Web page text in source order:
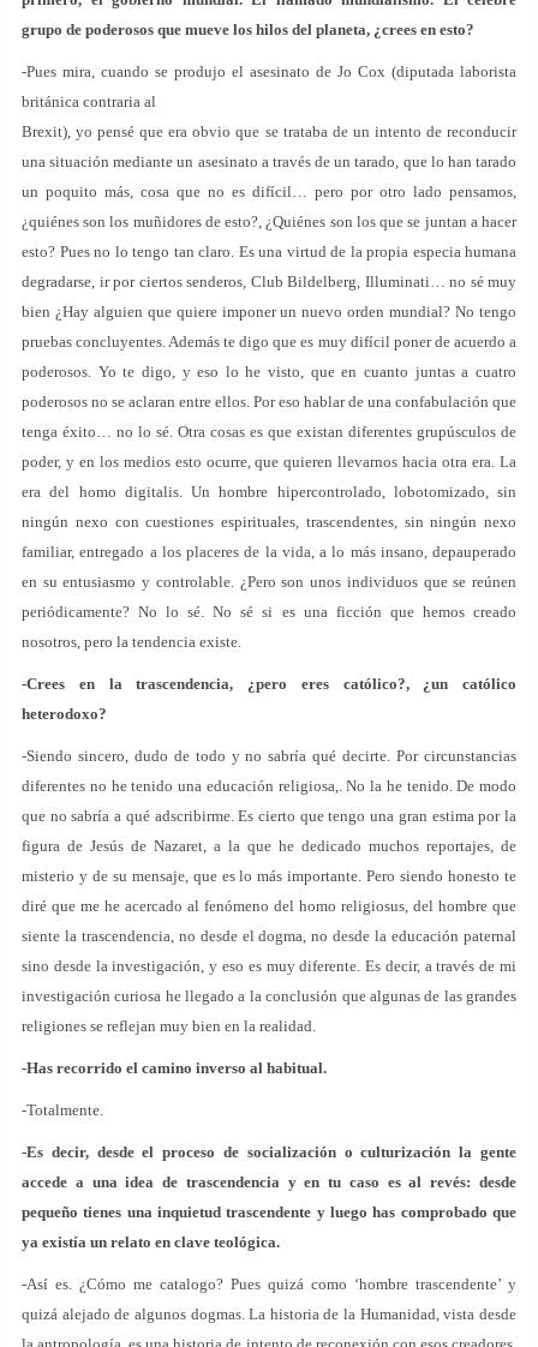
grupo de poderosos que mueve los hilos del planeta, ¿crees en esto?
-Pues mira, cuando se produjo el asesinato de Jo Cox (diputada laborista
británica contraria al
Brexit), yo pensé que era obvio que se trataba de un intento de reconducir
una situación mediante un asesinato a través de un tarado, que lo han tarado
un poquito más, cosa que no es difícil… pero por otro lado pensamos,
¿quiénes son los muñidores de esto?, ¿Quiénes son los que se juntan a hacer
esto? Pues no lo tengo tan claro. Es una virtud de la propia especia humana
degradarse, ir por ciertos senderos, Club Bildelberg, Illuminati… no sé muy
bien ¿Hay alguien que quiere imponer un nuevo orden mundial? No tengo
pruebas concluyentes. Además te digo que es muy difícil poner de acuerdo a
poderosos. Yo te digo, y eso lo he visto, que en cuanto juntas a cuatro
poderosos no se aclaran entre ellos. Por eso hablar de una confabulación que
tenga éxito… no lo sé. Otra cosas es que existan diferentes grupúsculos de
poder, y en los medios esto ocurre, que quieren llevarnos hacia otra era. La
era del homo digitalis. Un hombre hipercontrolado, lobotomizado, sin
ningún nexo con cuestiones espirituales, trascendentes, sin ningún nexo
familiar, entregado a los placeres de la vida, a lo más insano, depauperado
en su entusiasmo y controlable. ¿Pero son unos individuos que se reúnen
periódicamente? No lo sé. No sé si es una ficción que hemos creado
nosotros, pero la tendencia existe.
-Crees en la trascendencia, ¿pero eres católico?, ¿un católico
heterodoxo?
-Siendo sincero, dudo de todo y no sabría qué decirte. Por circunstancias
diferentes no he tenido una educación religiosa,. No la he tenido. De modo
que no sabría a qué adscribirme. Es cierto que tengo una gran estima por la
figura de Jesús de Nazaret, a la que he dedicado muchos reportajes, de
misterio y de su mensaje, que es lo más importante. Pero siendo honesto te
diré que me he acercado al fenómeno del homo religiosus, del hombre que
siente la trascendencia, no desde el dogma, no desde la educación paternal
sino desde la investigación, y eso es muy diferente. Es decir, a través de mi
investigación curiosa he llegado a la conclusión que algunas de las grandes
religiones se reflejan muy bien en la realidad.
-Has recorrido el camino inverso al habitual.
-Totalmente.
-Es decir, desde el proceso de socialización o culturización la gente
accede a una idea de trascendencia y en tu caso es al revés: desde
pequeño tienes una inquietud trascendente y luego has comprobado que
ya existía un relato en clave teológica.
-Así es. ¿Cómo me catalogo? Pues quizá como ‘hombre trascendente’ y
quizá alejado de algunos dogmas. La historia de la Humanidad, vista desde